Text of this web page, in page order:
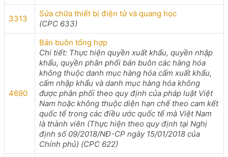
3313
Sửa chữa thiết bị điện tử và quang học
(CPC 633)
4690
Bán buôn tổng hợp
Chi tiết: Thực hiện quyền xuất khẩu, quyền nhập
khẩu, quyền phân phối bán buôn các hàng hóa
không thuộc danh mục hàng hóa cấm xuất khẩu,
cấm nhập khẩu và danh mục hàng hóa không
được phân phối theo quy định của pháp luật Việt
Nam hoặc không thuộc diện hạn chế theo cam kết
quốc tế trong các điều ước quốc tế mà Việt Nam
là thành viên (Thực hiện theo quy định tại Nghị
định số 09/2018/NĐ-CP ngày 15/01/2018 của
Chính phủ) (CPC 622)